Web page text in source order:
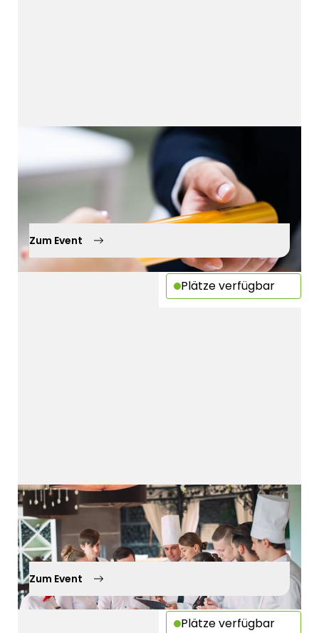
Round Table
Unternehmensnachfolge
Zum Event
Plätze verfügbar
Service-Workshop Anfänger
17.11.2026
Kürnach
Zum Event
Plätze verfügbar